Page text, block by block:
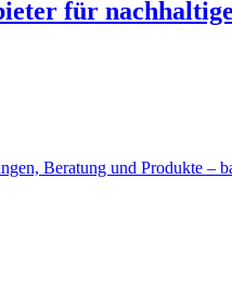
für
Beratung und Produkte –